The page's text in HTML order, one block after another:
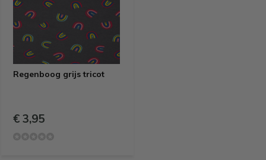
Regenboog grijs tricot
€ 3,95